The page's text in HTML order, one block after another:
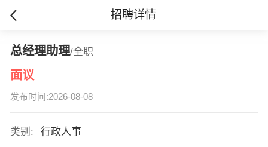
招聘详情
总经理助理/全职
面议
发布时间:2026-08-08
类别:
行政人事